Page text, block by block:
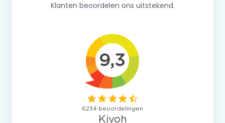
Klanten beoordelen ons uitstekend.